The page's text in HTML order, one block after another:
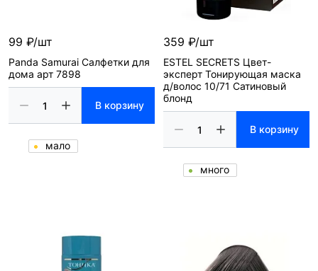
99 ₽/шт
Panda Samurai Салфетки для
дома арт 7898
В корзину
мало
359 ₽/шт
ESTEL SECRETS Цвет-
эксперт Тонирующая маска
д/волос 10/71 Сатиновый
блонд
В корзину
много